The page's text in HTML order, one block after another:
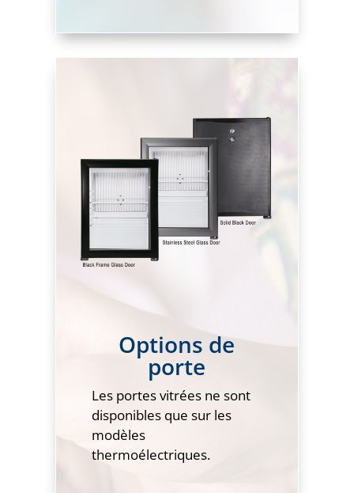
Options de
porte
Les portes vitrées ne sont
disponibles que sur les
modèles
thermoélectriques.